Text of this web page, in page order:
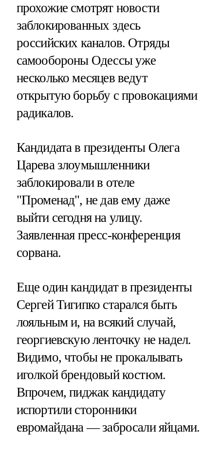
прохожие смотрят новости
заблокированных здесь
российских каналов. Отряды
самообороны Одессы уже
несколько месяцев ведут
открытую борьбу с провокациями
радикалов.
Кандидата в президенты Олега
Царева злоумышленники
заблокировали в отеле
"Променад", не дав ему даже
выйти сегодня на улицу.
Заявленная пресс-конференция
сорвана.
Еще один кандидат в президенты
Сергей Тигипко старался быть
лояльным и, на всякий случай,
георгиевскую ленточку не надел.
Видимо, чтобы не прокалывать
иголкой брендовый костюм.
Впрочем, пиджак кандидату
испортили сторонники
евромайдана — забросали яйцами.